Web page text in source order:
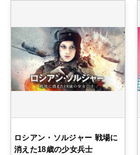
ロシアン・ソルジャー 戦場に
消えた18歳の少女兵士